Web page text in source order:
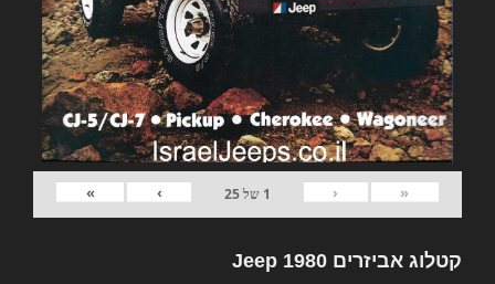
«
‹
1 של25
›
»
קטלוג אביזרים Jeep 1980